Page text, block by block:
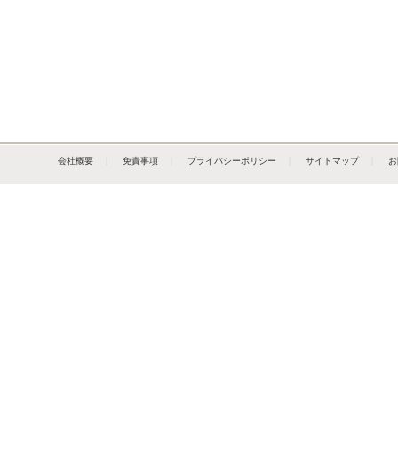
会社概要 免責事項 プライバシーポリシー サイトマップ｜